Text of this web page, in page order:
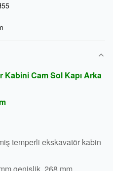
Kabini Cam Sol Kapı Arka
temperli ekskavatör kabin